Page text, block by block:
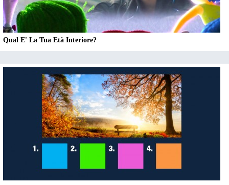
Qual E' La Tua Età Interiore?